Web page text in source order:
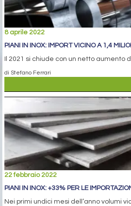
8 aprile 2022
PIANI IN INOX: IMPORT VICINO A 1,4
Il 2021 si chiude con un netto aumento
di Stefano Ferrari
22 febbraio 2022
PIANI IN INOX: +33% PER LE
Nei primi undici mesi dell’anno volumi